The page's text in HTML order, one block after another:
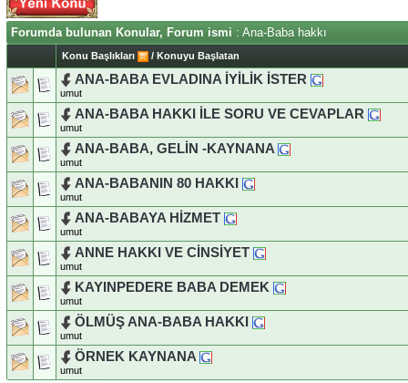
Forumda bulunan Konular, Forum ismi : Ana-Baba hakkı
Konu Başlıkları / Konuyu Başlatan
ANA-BABA EVLADINA İYİLİK İSTER
umut
ANA-BABA HAKKI İLE SORU VE CEVAPLAR
umut
ANA-BABA, GELİN -KAYNANA
umut
ANA-BABANIN 80 HAKKI
umut
ANA-BABAYA HİZMET
umut
ANNE HAKKI VE CİNSİYET
umut
KAYINPEDERE BABA DEMEK
umut
ÖLMÜŞ ANA-BABA HAKKI
umut
ÖRNEK KAYNANA
umut